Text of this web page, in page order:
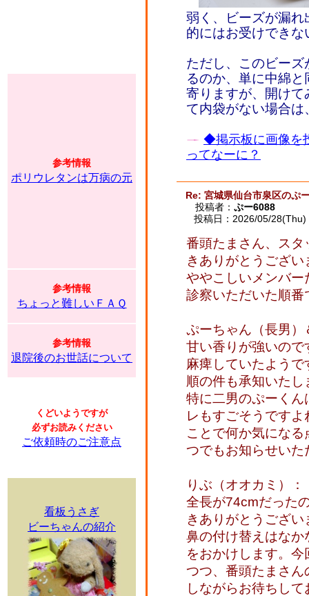
参考情報
ポリウレタンは万病の元
参考情報
ちょっと難しいＦＡＱ
参考情報
退院後のお世話について
くどいようですが
必ずお読みください
ご依頼時のご注意点
看板うさぎ
ビーちゃんの紹介
弱く、ビーズが漏
的にはお受けでき
ただし、このビー
るのか、単に中綿
寄りますが、開け
て内袋がない場合
◆掲示板に画像を
ってなーに？
Re: 宮城県仙台市泉区のぷ
投稿者： ぷー6088
投稿日：2026/05/
番頭たまさん、ス
きありがとうござい
ややこしいメンバー
診察いただいた順
ぷーちゃん（長男
甘い香りが強いの
麻痺していたよう
順の件も承知いたし
特に二男のぷーく
レもすごそうです
ことで何か気にな
つでもお知らせい
りぶ（オオカミ）：
全長が74cmだった
きありがとうござい
鼻の付け替えはな
をおかけします。
つつ、番頭たまさ
しながらお待ちして